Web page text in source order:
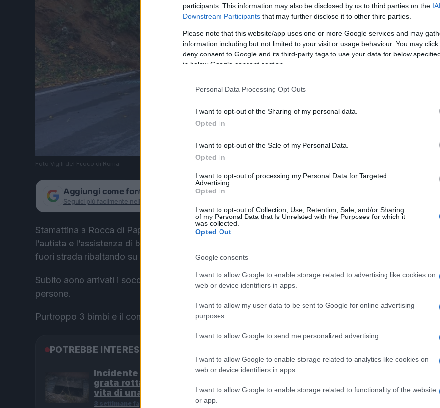
participants. This information may also be disclosed by us to third parties on the
Downstream Participants that may further disclose it to other third parties.
Please note that this website/app uses one or more Google services and may
information including but not limited to your visit or usage behaviour. You may
deny consent to Google and its third-party tags to use your data for below
in below Google consent section.
Personal Data Processing Opt Outs
I want to opt-out of the Sharing of my personal data.
Opted In
I want to opt-out of the Sale of my Personal Data.
Opted In
I want to opt-out of processing my Personal Data for Targeted
Advertising.
Opted In
I want to opt-out of Collection, Use, Retention, Sale, and/or Sharing
of my Personal Data that Is Unrelated with the Purposes for which it
was collected.
Opted Out
Google consents
I want to allow Google to enable storage related to advertising like cookies on
web or device identifiers in apps.
I want to allow my user data to be sent to Google for online advertising
purposes.
I want to allow Google to send me personalized advertising.
I want to allow Google to enable storage related to analytics like cookies on
web or device identifiers in apps.
I want to allow Google to enable storage related to functionality of the website
or app.
Foto Vigili del Fuoco di Roma
Aggiungi come fonte preferita su Google
Seguici più facilmente nelle notizie consigliate
Stamattina a Rocca di Papa si è ribaltato uno scuolabus con diverse persone all’interno. 5 bambini,
l’autista e l’assistenza di bordo si trovavano all’interno quando per cause ancora da accertare è
fuori strada ribaltando sul lato destro.
Subito aono arrivati i soccorsi e le autoambulanze del 118 che hanno prestato i primi soccorsi alle 7
persone.
Purtroppo 3 bimbi e il conducente sono stati trasporti all’ospedale in codice giallo.
POTREBBE INTERESSARTI
Incidente nel cuore di Roma:
grata rotta mette a rischio la
vita di una donna
3 settimane fa
Collatina, grave una donna